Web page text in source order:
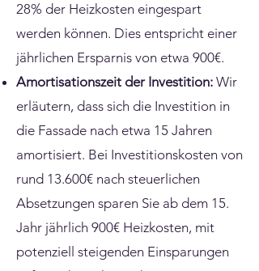
28% der Heizkosten eingespart
werden können. Dies entspricht einer
jährlichen Ersparnis von etwa 900€.
Amortisationszeit der Investition: Wir
erläutern, dass sich die Investition in
die Fassade nach etwa 15 Jahren
amortisiert. Bei Investitionskosten von
rund 13.600€ nach steuerlichen
Absetzungen sparen Sie ab dem 15.
Jahr jährlich 900€ Heizkosten, mit
potenziell steigenden Einsparungen